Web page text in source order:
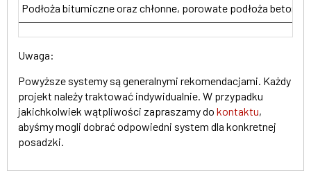
Podłoża bitumiczne oraz chłonne, porowate podłoża
Uwaga:
Powyższe systemy są generalnymi rekomendacjami. Każdy
projekt należy traktować indywidualnie. W przypadku
jakichkolwiek wątpliwości zapraszamy do kontaktu,
abyśmy mogli dobrać odpowiedni system dla konkretnej
posadzki.